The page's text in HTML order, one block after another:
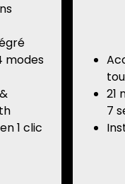
modes
1 clic
21
7